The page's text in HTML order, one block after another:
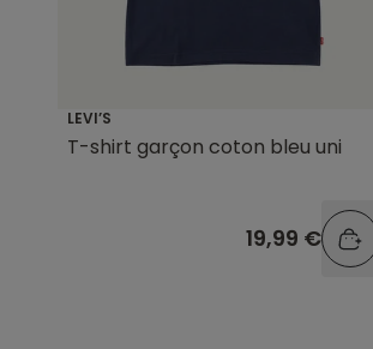
LEVI’S
T-shirt garçon coton bleu uni
19,99 €